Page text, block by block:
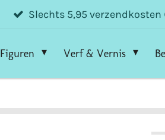
Slechts 5,95 verzendkosten
Figuren Verf & Vernis